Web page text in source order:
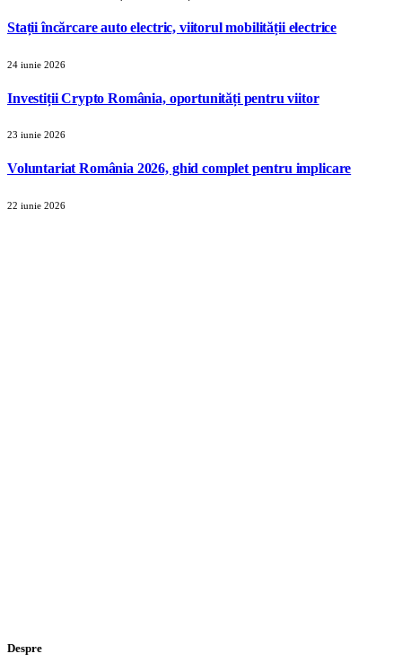
Stații încărcare auto electric, viitorul mobilității electrice
24 iunie 2026
Investiții Crypto România, oportunități pentru viitor
23 iunie 2026
Voluntariat România 2026, ghid complet pentru implicare
22 iunie 2026
Despre